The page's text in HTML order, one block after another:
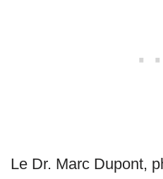
Le Dr. Marc Dupont,